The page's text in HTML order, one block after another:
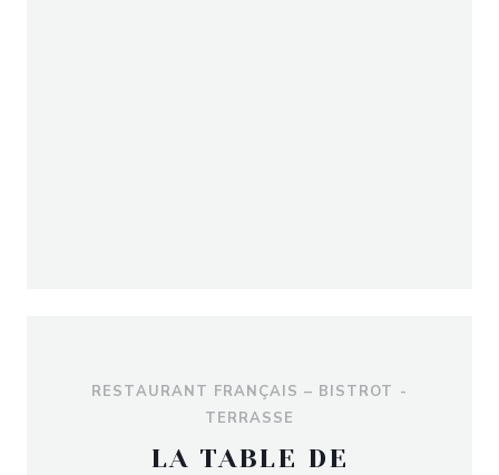
RESTAURANT FRANÇAIS – BISTROT -
TERRASSE
LA TABLE DE